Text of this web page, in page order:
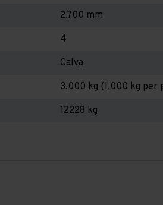
2.700 mm
4
Galva
3.000 kg (1.000 kg per
12228 kg